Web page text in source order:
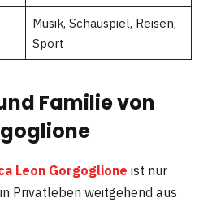
Musik, Schauspiel, Reisen,
Sport
Familie von
Leon Gorgoglione ist nur
Privatleben weitgehend aus